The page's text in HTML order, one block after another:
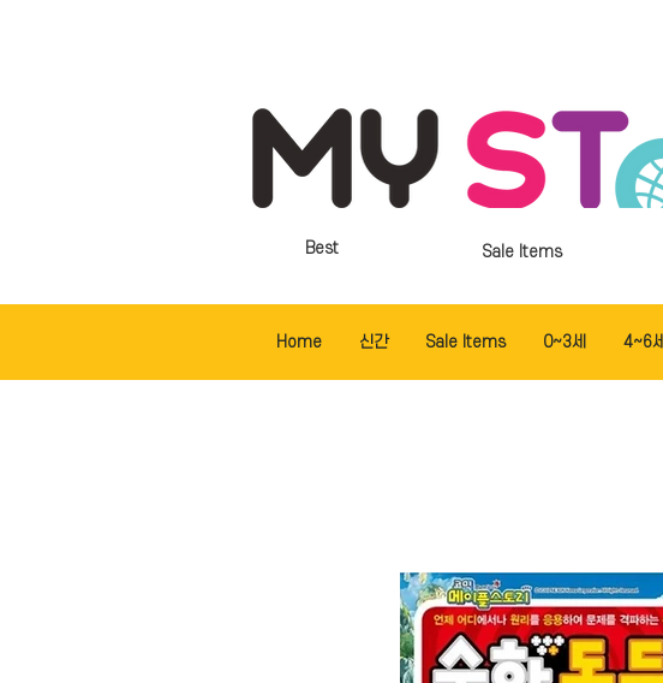
Sale Items
Best
Home 신간 Sale Items 0~3세 4~6세